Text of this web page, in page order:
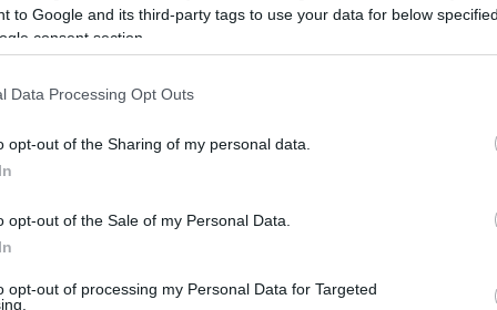
to Google and its third-party tags to use your data for below
consent section.
Data Processing Opt Outs
opt-out of the Sharing of my personal data.
opt-out of the Sale of my Personal Data.
opt-out of processing my Personal Data for Targeted
είναι μια μεγάλη κατηγορία ουσιών που
από χημική μετατροπή άλλων ουσιών
νιτρώδη. Αυτά είναι χημικά μόρια που
με διάφορες μορφές έχουν πολλές και
από λιπάσματα, φάρμακα ως
και βελτιωτικά τροφίμων. Τα νιτρώδη αυτά
μετατρέπονται σε νιτροζαμίνεςκαι αυτές
μεταλαξιγόνο και ίσως καρκινογόνο